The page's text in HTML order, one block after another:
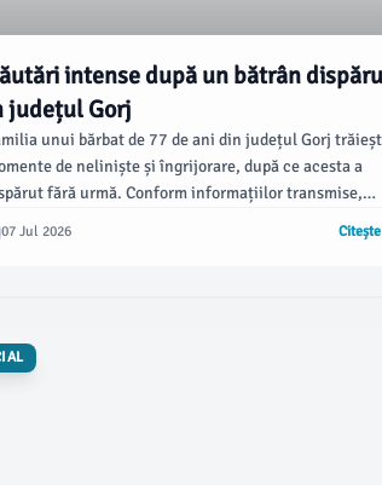
intense după un bătrân
județul Gorj
unui bărbat de 77 de ani din județul Gorj
de neliniște și îngrijorare, după ce acesta a
fără urmă. Conform informațiilor transmise,
au lansat un apel public pentru a solicita
cetățenilor în găsirea lui Ion Șelaru, din satul
07 Jul 2026 Citește